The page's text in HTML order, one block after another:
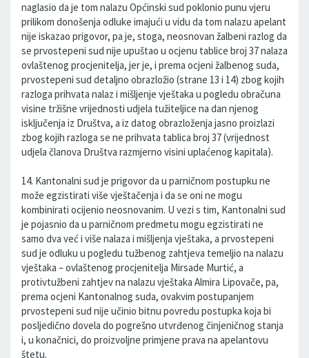
naglasio da je tom nalazu Općinski sud poklonio punu vjeru
prilikom donošenja odluke imajući u vidu da tom nalazu apelant
nije iskazao prigovor, pa je, stoga, neosnovan žalbeni razlog da
se prvostepeni sud nije upuštao u ocjenu tablice broj 37 nalaza
ovlaštenog procjenitelja, jer je, i prema ocjeni žalbenog suda,
prvostepeni sud detaljno obrazložio (strane 13 i 14) zbog kojih
razloga prihvata nalaz i mišljenje vještaka u pogledu obračuna
visine tržišne vrijednosti udjela tužiteljice na dan njenog
isključenja iz Društva, a iz datog obrazloženja jasno proizlazi
zbog kojih razloga se ne prihvata tablica broj 37 (vrijednost
udjela članova Društva razmjerno visini uplaćenog kapitala).
14. Kantonalni sud je prigovor da u parničnom postupku ne
može egzistirati više vještačenja i da se oni ne mogu
kombinirati ocijenio neosnovanim. U vezi s tim, Kantonalni sud
je pojasnio da u parničnom predmetu mogu egzistirati ne
samo dva već i više nalaza i mišljenja vještaka, a prvostepeni
sud je odluku u pogledu tužbenog zahtjeva temeljio na nalazu
vještaka – ovlaštenog procjenitelja Mirsade Murtić, a
protivtužbeni zahtjev na nalazu vještaka Almira Lipovače, pa,
prema ocjeni Kantonalnog suda, ovakvim postupanjem
prvostepeni sud nije učinio bitnu povredu postupka koja bi
posljedično dovela do pogrešno utvrđenog činjeničnog stanja
i, u konačnici, do proizvoljne primjene prava na apelantovu
štetu.